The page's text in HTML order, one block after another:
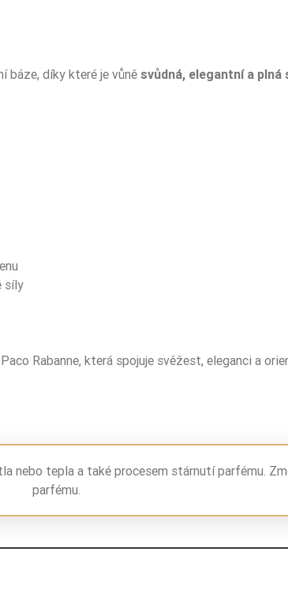
báze, díky které je vůně svůdná, elegantní a plná
síly
Rabanne, která spojuje svěžest, eleganci a
Słodkie
ambra
nebo tepla a také procesem stárnutí parfému.
parfému.